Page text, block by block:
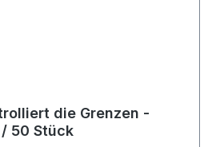
die Grenzen -
50 Stück